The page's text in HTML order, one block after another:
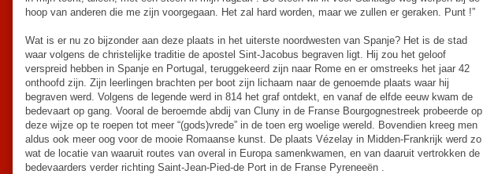
hoop van anderen die me zijn voorgegaan. Het zal hard worden, maar we zullen er geraken. Punt !”
Wat is er nu zo bijzonder aan deze plaats in het uiterste noordwesten van Spanje? Het is de stad
waar volgens de christelijke traditie de apostel Sint-Jacobus begraven ligt. Hij zou het geloof
verspreid hebben in Spanje en Portugal, teruggekeerd zijn naar Rome en er omstreeks het jaar 42
onthoofd zijn. Zijn leerlingen brachten per boot zijn lichaam naar de genoemde plaats waar hij
begraven werd. Volgens de legende werd in 814 het graf ontdekt, en vanaf de elfde eeuw kwam de
bedevaart op gang. Vooral de beroemde abdij van Cluny in de Franse Bourgognestreek probeerde op
deze wijze op te roepen tot meer “(gods)vrede” in de toen erg woelige wereld. Bovendien kreeg men
aldus ook meer oog voor de mooie Romaanse kunst. De plaats Vézelay in Midden-Frankrijk werd zo
wat de locatie van waaruit routes van overal in Europa samenkwamen, en van daaruit vertrokken de
bedevaarders verder richting Saint-Jean-Pied-de Port in de Franse Pyreneeën .